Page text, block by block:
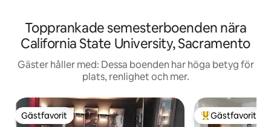
Topprankade semesterboenden nära
California State University, Sacramento
Gäster håller med: Dessa boenden har höga betyg för
plats, renlighet och mer.
Gästfavorit
Gästfavorit Populär
Gästfavorit